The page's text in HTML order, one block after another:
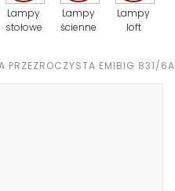
Lampy
stołowe
Lampy
ścienne
Lampy
loft
PRZEZROCZYSTA EMIBIG 831/6A